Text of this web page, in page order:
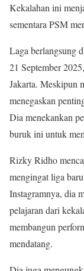
Kekalahan ini
sementara PSM
Laga berlangsung
21 September
Jakarta. Meskipun
menegaskan
Dia menekankan
buruk ini untuk
Rizky Ridho
mengingat liga
Instagramnya, dia
pelajaran dari
membangun
mendatang.